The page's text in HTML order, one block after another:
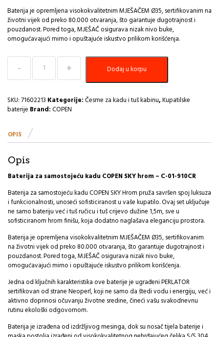
Baterija je opremljena visokokvalitetnim MJEŠAČEM Ø35, sertifikovanim na
životni vijek od preko 80.000 otvaranja, što garantuje dugotrajnost i
pouzdanost. Pored toga, MJEŠAČ osigurava nizak nivo buke,
omogućavajući mirno i opuštajuće iskustvo prilikom korišćenja.
Baterija
Samostojeću
Hrom
COPEN
C-
910CR
Dodaj u korpu
SKU:71602213 Kategorije:Česme za kadu i tuš kabinu,Kupatilske
baterije Brand:COPEN
OPIS
Opis
Baterija za samostojeću kadu COPEN SKY hrom – C-01-910CR
Baterija za samostojeću kadu COPEN SKY Hrom pruža savršen spoj luksuza
i funkcionalnosti, unoseći sofisticiranost u vaše kupatilo. Ovaj set uključuje
ne samo bateriju već i tuš ručicu i tuš crijevo dužine 1,5m, sve u
sofisticiranom hrom finišu, koja dodatno naglašava eleganciju prostora.
Baterija je opremljena visokokvalitetnim MJEŠAČEM Ø35, sertifikovanim
na životni vijek od preko 80.000 otvaranja, što garantuje dugotrajnost i
pouzdanost. Pored toga, MJEŠAČ osigurava nizak nivo buke,
omogućavajući mirno i opuštajuće iskustvo prilikom korišćenja.
Jedna od ključnih karakteristika ove baterije je ugrađeni PERLATOR
sertifikovan od strane Neoperl, koji ne samo da štedi vodu i energiju, već i
aktivno doprinosi očuvanju životne sredine, čineći vašu svakodnevnu
rutinu ekološki odgovornom.
Baterija je izrađena od izdržljivog mesinga, dok su nosač tijela baterije i